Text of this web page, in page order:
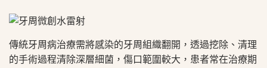
傳統牙周病治療需將感染的牙周組織翻開，透過挖除、清理
的手術過程清除深層細菌，傷口範圍較大，患者常在治療期